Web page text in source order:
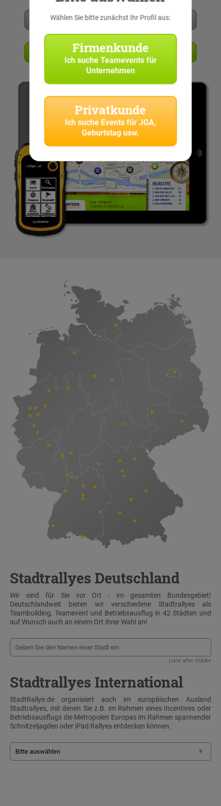
Mehr erfahren
Angebot anfordern
Stadtrallyes Deutschland
Wir sind für Sie vor Ort - im gesamten Bundesgebiet!
Deutschlandweit bieten wir verschiedene Stadtrallyes als
Teambuilding, Teamevent und Betriebsausflug in 42 Städten und
auf Wunsch auch an einem Ort Ihrer Wahl an!
Liste aller Städte
Stadtrallyes International
StadtRallye.de organisiert auch im europäischen Ausland
Stadtrallyes, mit denen Sie z.B. im Rahmen eines Incentives oder
Betriebsausflugs die Metropolen Europas im Rahmen spannender
Schnitzeljagden oder iPad Rallyes entdecken können.
Wählen Sie bitte zunächst Ihr Profil aus:
Firmenkunde
Ich sucheTeamevents für
Unternehmen
Privatkunde
Ich suche Events für JGA,
Geburtstag usw.